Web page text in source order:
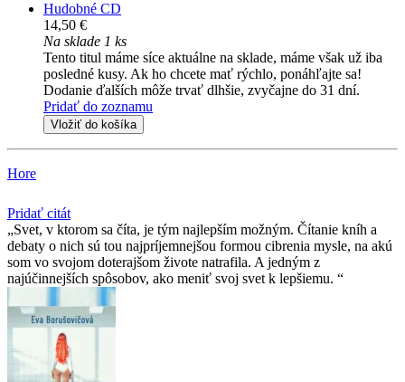
Hudobné CD
14,50 €
Na sklade 1 ks
Tento titul máme síce aktuálne na sklade, máme však už iba
posledné kusy. Ak ho chcete mať rýchlo, ponáhľajte sa!
Dodanie ďalších môže trvať dlhšie, zvyčajne do 31 dní.
Pridať do zoznamu
Vložiť do košíka
Hore
Pridať citát
Svet, v ktorom sa číta, je tým najlepším možným. Čítanie kníh a
debaty o nich sú tou najpríjemnejšou formou cibrenia mysle, na akú
som vo svojom doterajšom živote natrafila. A jedným z
najúčinnejších spôsobov, ako meniť svoj svet k lepšiemu.